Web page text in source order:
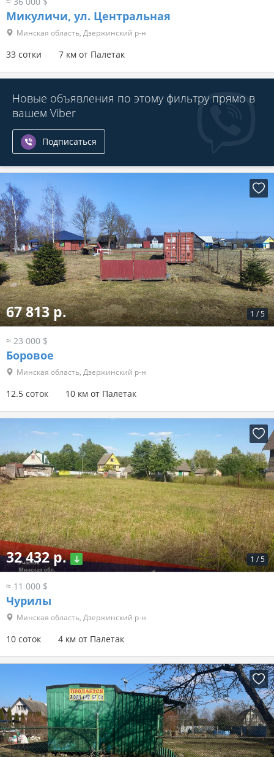
Микуличи, ул. Центральная
Минская область, Дзержинский р-н
33 сотки 7 км от Палетак
Новые объявления по этому фильтру прямо в
вашем Viber
Подписаться
1 /5
67 813 р.
≈ 23 000 $
Боровое
Минская область, Дзержинский р-н
12.5 соток 10 км от Палетак
1 /5
32 432 р.
≈ 11 000 $
Чурилы
Минская область, Дзержинский р-н
10 соток 4 км от Палетак